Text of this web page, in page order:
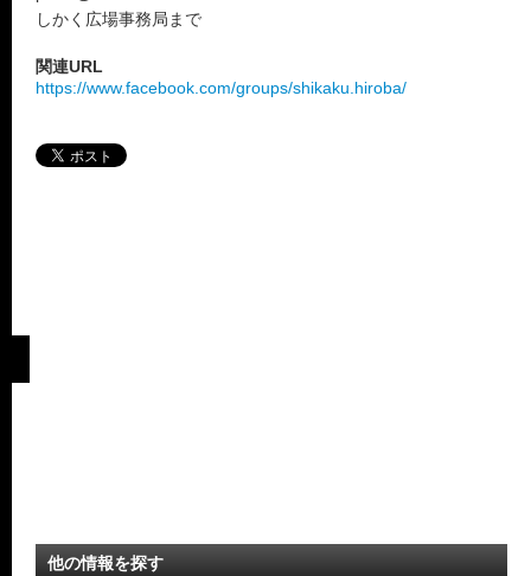
しかく広場事務局まで
関連URL
https://www.facebook.com/groups/shikaku.hiroba/
他の情報を探す